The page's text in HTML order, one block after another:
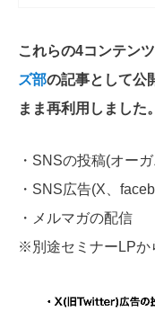
これらの4コンテン
ズ部の記事として公
まま再利用しました。
・SNSの投稿(オー
・SNS広告(X、
・メルマガの配信
※別途セミナーLPか